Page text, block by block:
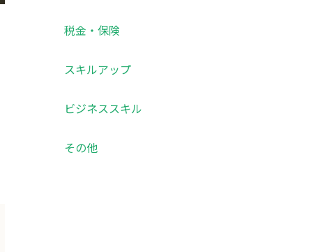
税金・保険
スキルアップ
ビジネススキル
その他